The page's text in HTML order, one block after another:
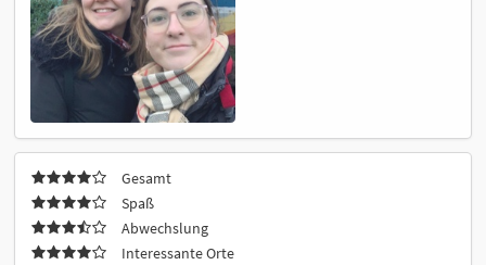
Gesamt
Spaß
Abwechslung
Interessante Orte